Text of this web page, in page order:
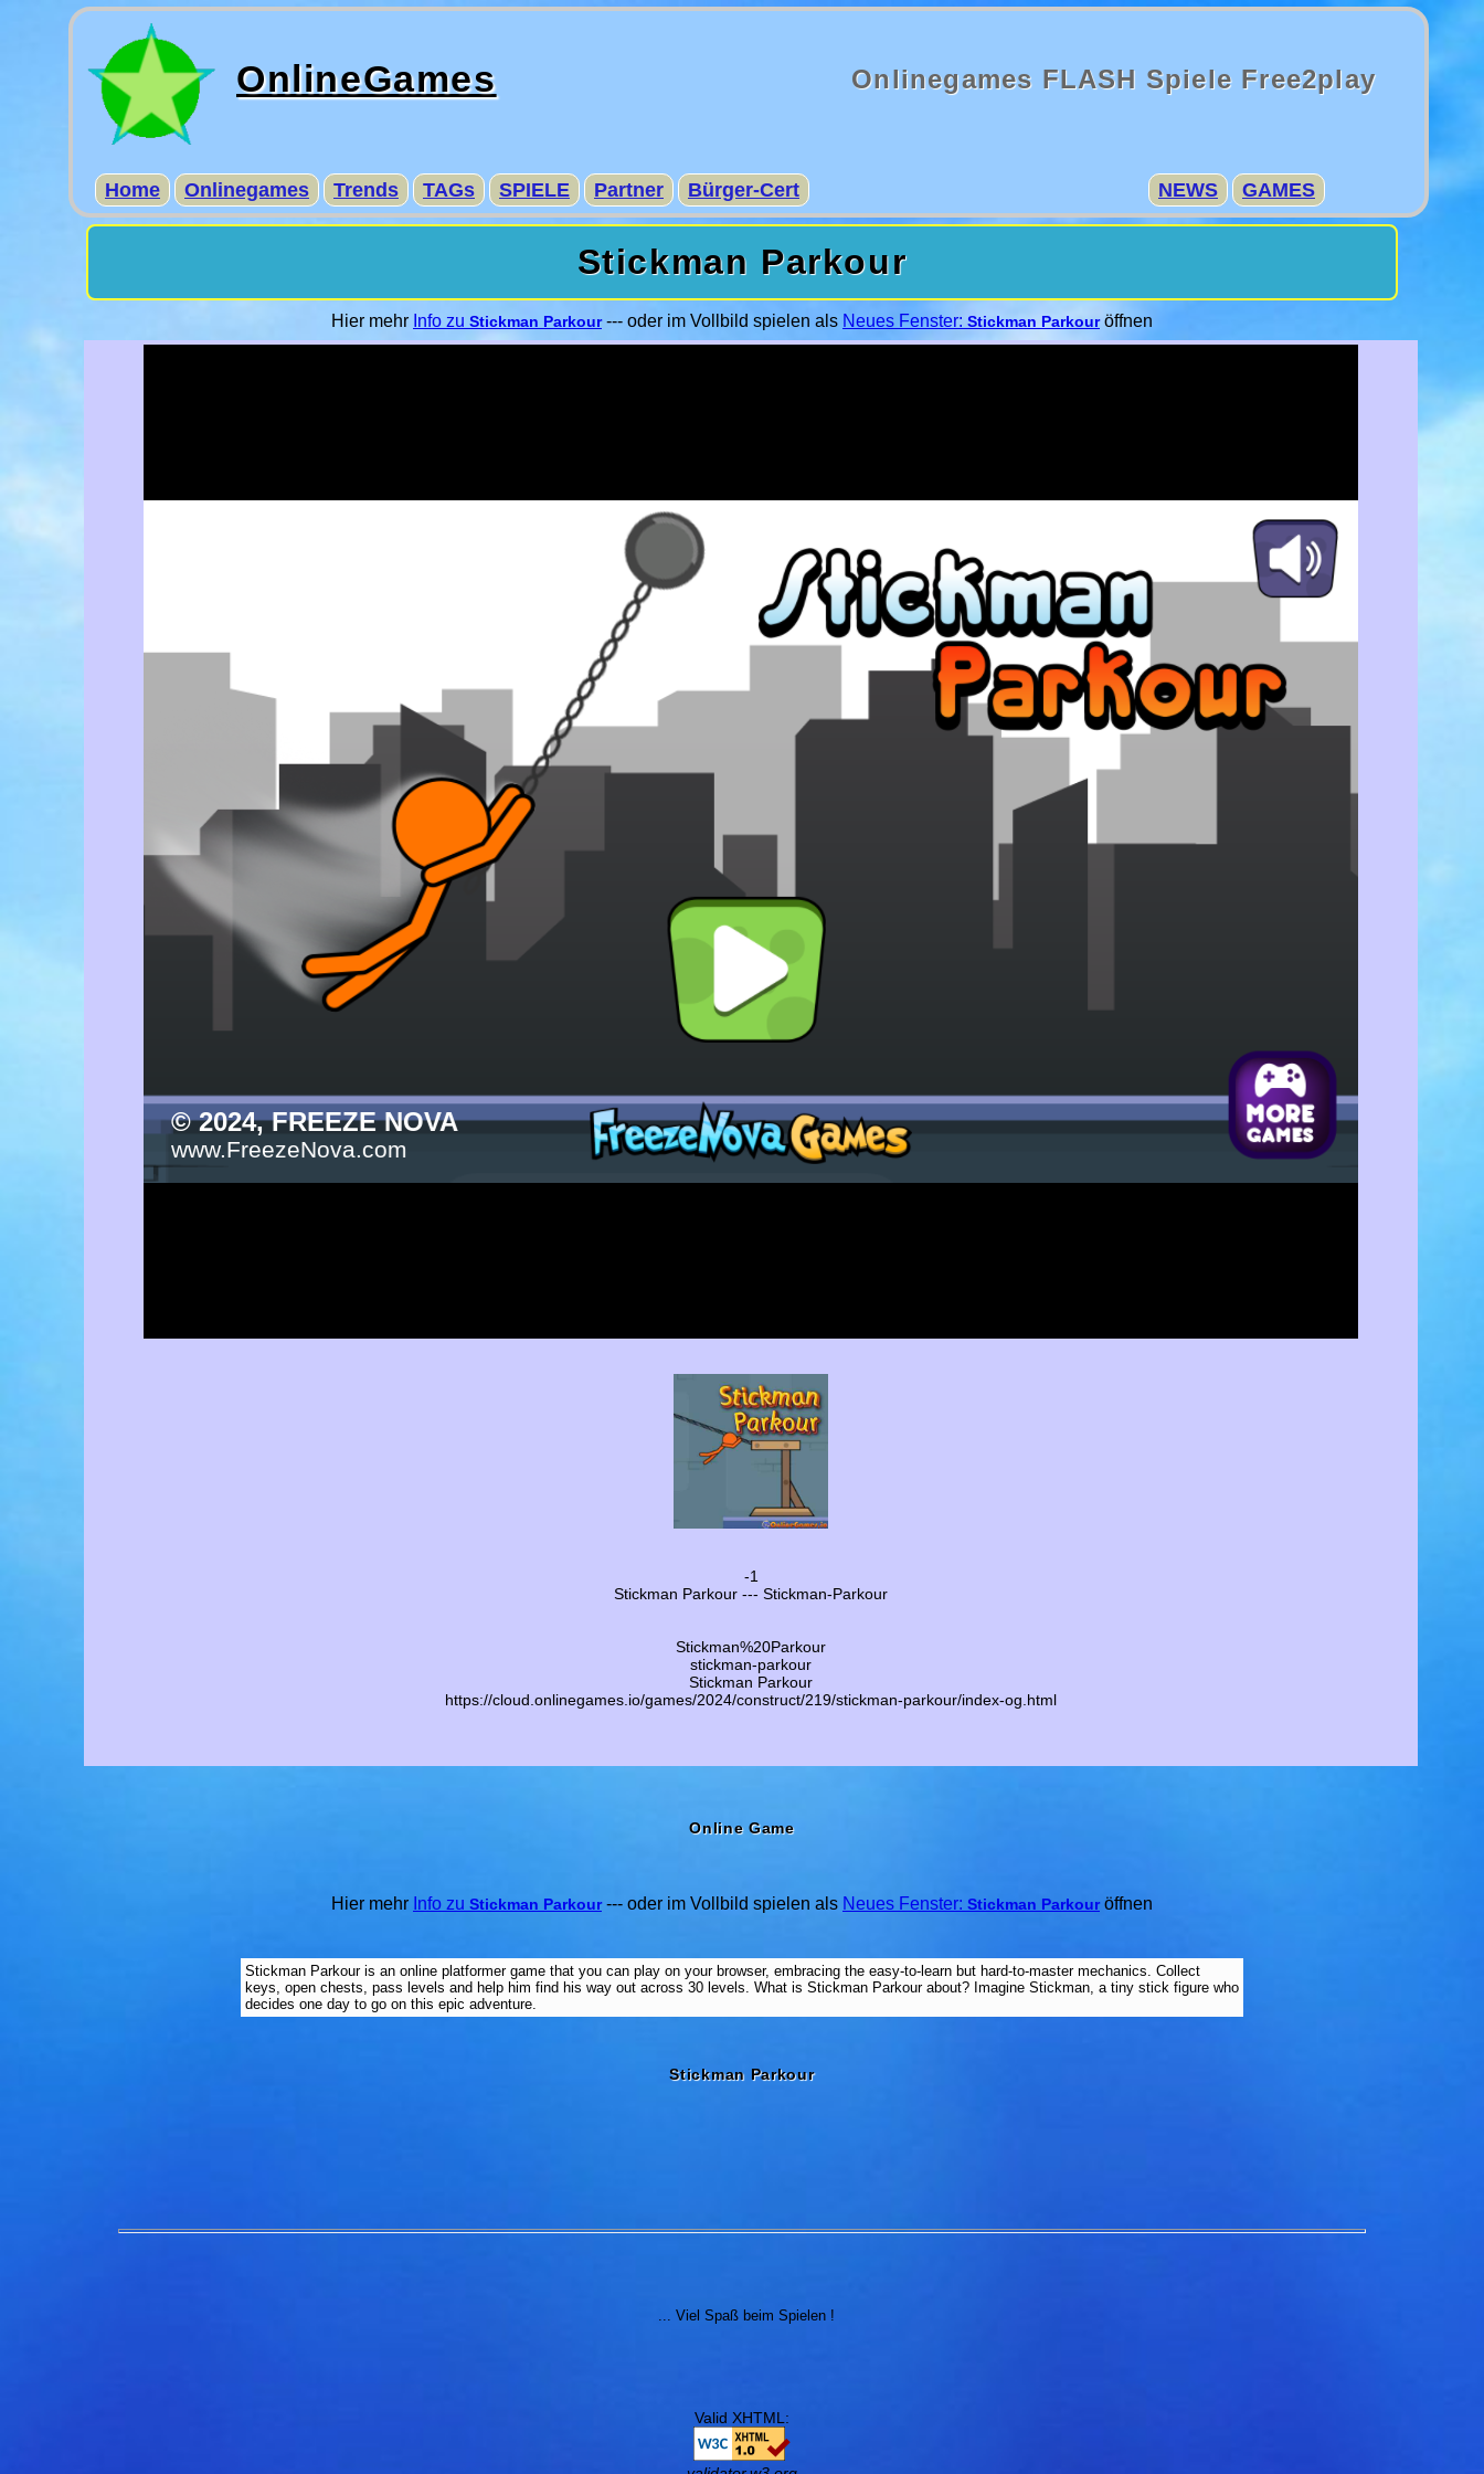
OnlineGames Onlinegames FLASH Spiele Free2play
Home Onlinegames Trends TAGs SPIELE Partner Bürger-Cert GAMES
NEWS
Stickman Parkour
Hier mehr Info zu Stickman Parkour--- oder im Vollbild spielen als Neues Fenster: Stickman Parkouröffnen
-1
Stickman Parkour --- Stickman-Parkour
Stickman%20Parkour
stickman-parkour
Stickman Parkour
https://cloud.onlinegames.io/games/2024/construct/219/stickman-parkour/index-og.html
Online Game
Hier mehr Info zu Stickman Parkour--- oder im Vollbild spielen als Neues Fenster: Stickman Parkouröffnen
Stickman Parkour is an online platformer game that you can play on your browser, embracing the easy-to-learn but hard-to-master mechanics. Collect
keys, open chests, pass levels and help him find his way out across 30 levels. What is Stickman Parkour about? Imagine Stickman, a tiny stick figure who
decides one day to go on this epic adventure.
Stickman Parkour
... Viel Spaß beim Spielen !
Valid XHTML: